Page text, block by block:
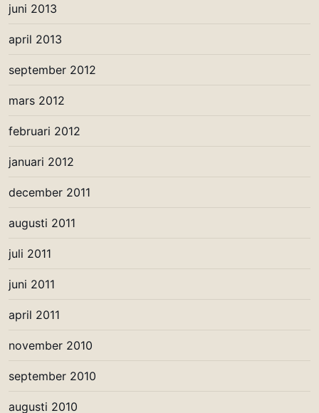
juni 2013
april 2013
september 2012
mars 2012
februari 2012
januari 2012
december 2011
augusti 2011
juli 2011
juni 2011
april 2011
november 2010
september 2010
augusti 2010